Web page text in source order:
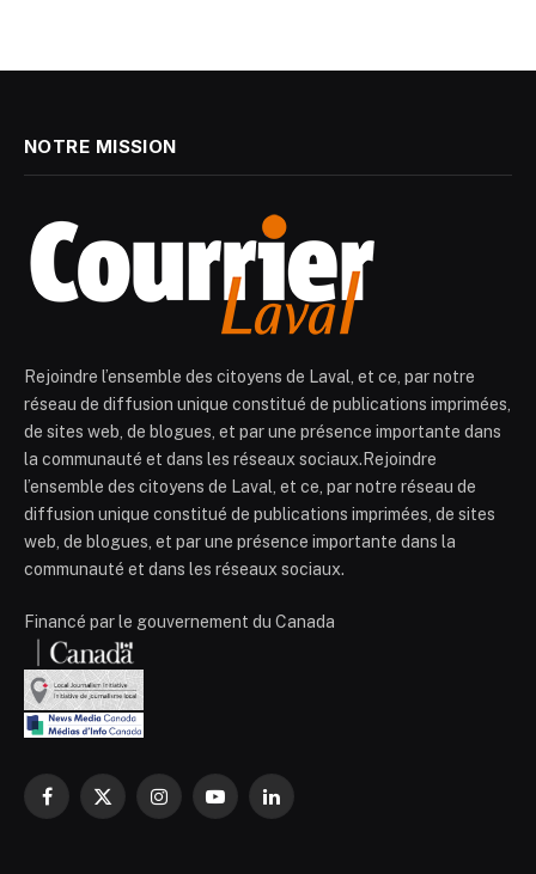
NOTRE MISSION
Rejoindre l’ensemble des citoyens de Laval, et ce, par notre
réseau de diffusion unique constitué de publications imprimées,
de sites web, de blogues, et par une présence importante dans
la communauté et dans les réseaux sociaux.Rejoindre
l’ensemble des citoyens de Laval, et ce, par notre réseau de
diffusion unique constitué de publications imprimées, de sites
web, de blogues, et par une présence importante dans la
communauté et dans les réseaux sociaux.
Financé par le gouvernement du Canada
Facebook
X
InstagramYouTubeLinkedIn